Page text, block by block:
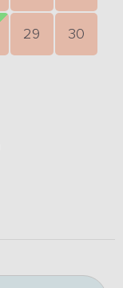
29 30